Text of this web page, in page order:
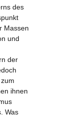
des
Massen
und
der
ihnen
Was